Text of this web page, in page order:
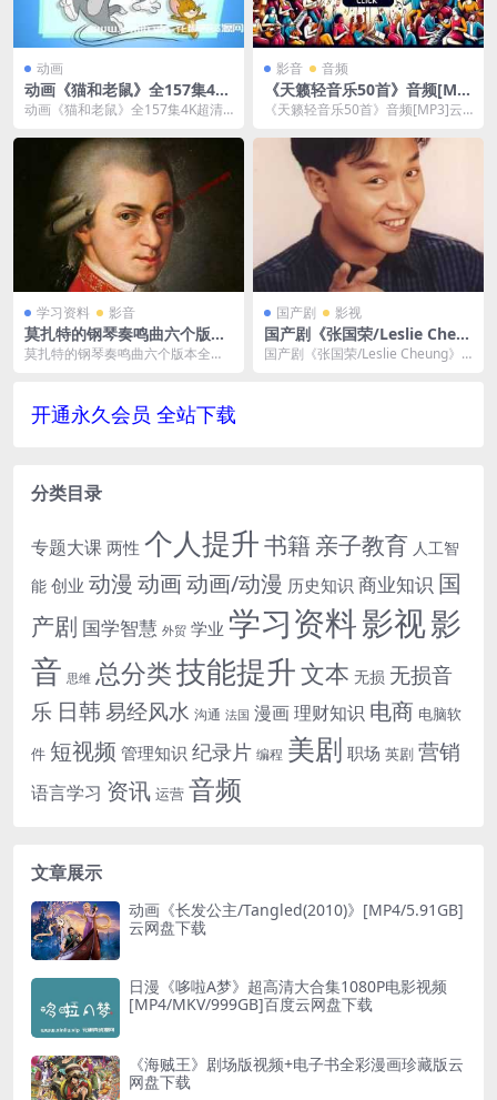
动画
动画《猫和老鼠》全157集4K
超清视频合集[MP4/59.18GB]
动画《猫和老鼠》全157集4K超清
盘下...
影音 音频
《天籁轻音乐50首》音频[MP
3]云网盘下载
《天籁轻音乐50首》音频[MP3]云
下载后解压使用...
学习资料 影音
莫扎特的钢琴奏鸣曲六个版本
全集[APE/6.65GB]百度云网盘
莫扎特的钢琴奏鸣曲六个版本全集
国产剧 影视
国产剧《张国荣/Leslie Cheu
ng》全部所有1080P超高清电
影视频大合集[MP4/MKV/17
国产剧《张国荣/Leslie Cheung》
开通永久会员 全站下载
分类目录
专题大课 两性 个人提升书籍 亲子教育 人工智
能 创业 动漫 动画动画/动漫 历史知识 商业知识 国
产剧 国学智慧 外贸 学业 学习资料影视影
音 思维 总分类技能提升文本 无损 无损音
乐 日韩易经风水 沟通 法国 漫画理财知识 电商 电脑软
件 短视频 管理知识 纪录片 编程 美剧 职场 英剧 营销
语言学习 资讯 运营 音频
文章展示
动画《长发公主/Tangled(2010)》[MP4/5.91GB]
云网盘下载
日漫《哆啦A梦》超高清大合集1080P电影视频
[MP4/MKV/999GB]百度云网盘下载
《海贼王》剧场版视频+电子书全彩漫画珍藏版云
网盘下载